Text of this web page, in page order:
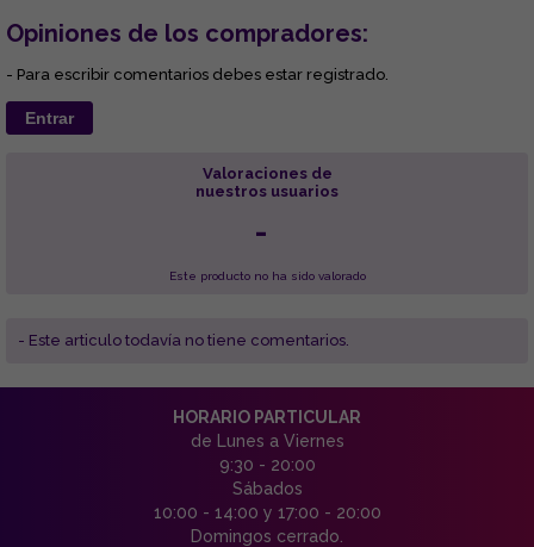
Opiniones de los compradores:
- Para escribir comentarios debes estar registrado.
Entrar
Valoraciones de
nuestros usuarios
-
Este producto no ha sido valorado
- Este articulo todavía no tiene comentarios.
HORARIO PARTICULAR
de Lunes a Viernes
9:30 - 20:00
Sábados
10:00 - 14:00 y 17:00 - 20:00
Domingos cerrado.